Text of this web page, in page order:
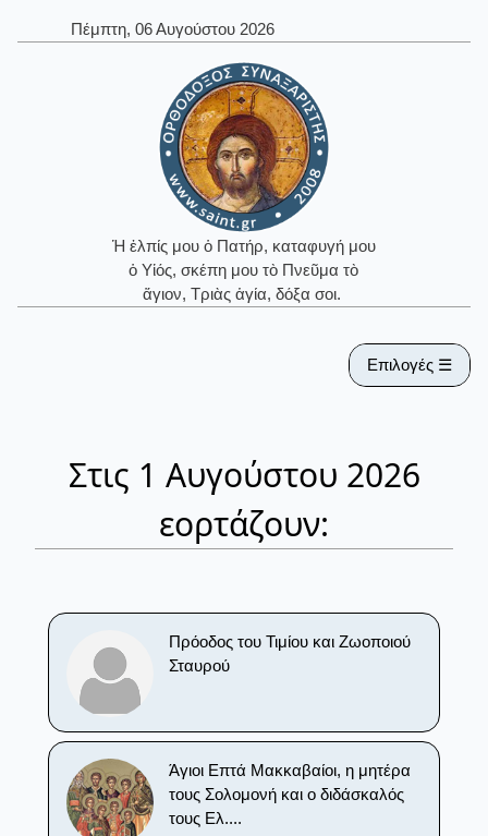
Πέμπτη, 06 Αυγούστου 2026
Ἡ ἐλπίς μου ὁ Πατήρ, καταφυγή μου
ὁ Υἱός, σκέπη μου τὸ Πνεῦμα τὸ
ἅγιον, Τριὰς ἁγία, δόξα σοι.
Επιλογές ☰
Στις 1 Αυγούστου 2026
εορτάζουν:
Πρόοδος του Τιμίου και Ζωοποιού
Σταυρού
Άγιοι Επτά Μακκαβαίοι, η μητέρα
τους Σολομονή και ο διδάσκαλός
τους Ελ....